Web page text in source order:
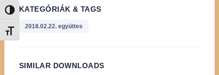
Nagy kontraszt váltása
Betűméret váltása
KATEGÓRIÁK & TAGS
2018.02.22. együttes
SIMILAR DOWNLOADS